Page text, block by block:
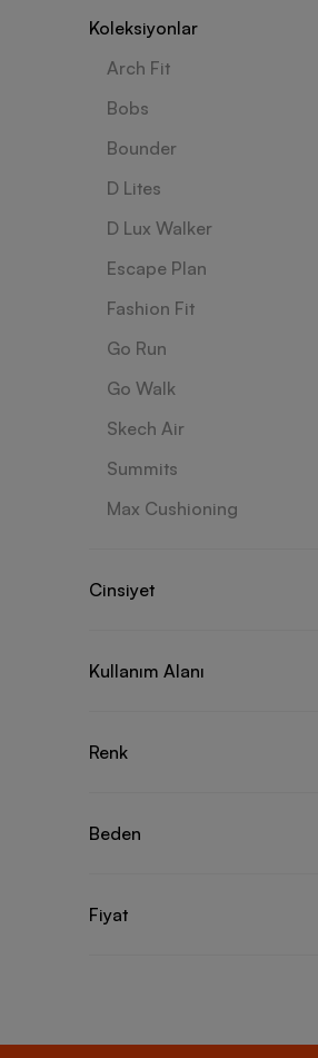
Koleksiyonlar
Arch Fit
Bobs
Bounder
D Lites
D Lux Walker
Escape Plan
Fashion Fit
Go Run
Go Walk
Skech Air
Summits
Max Cushioning
Cinsiyet
Kullanım Alanı
Renk
Beden
Fiyat